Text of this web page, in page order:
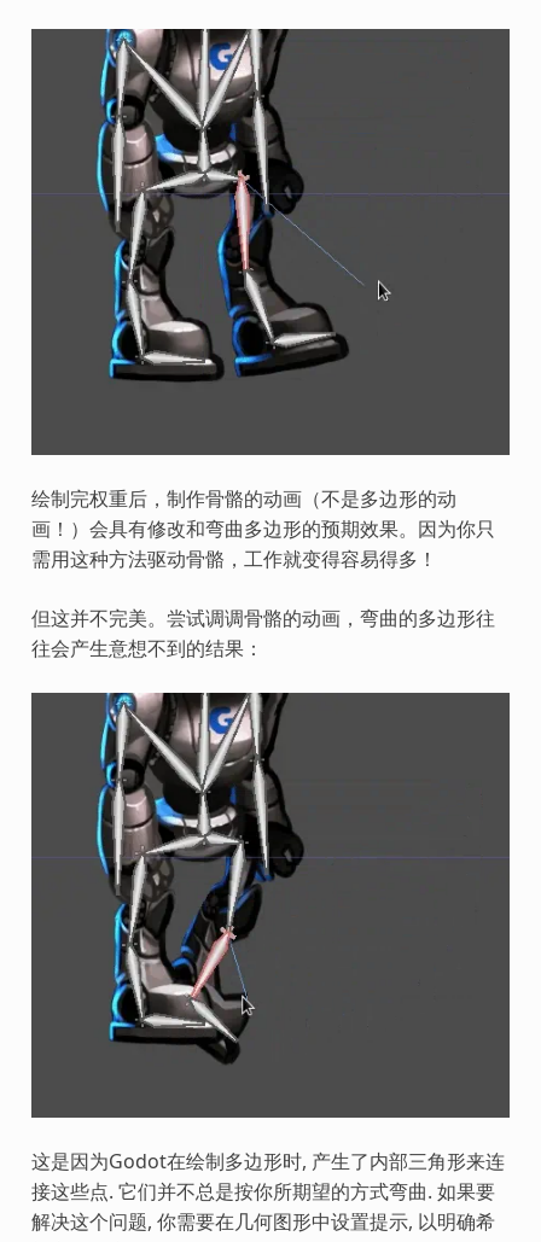
绘制完权重后，制作骨骼的动画（不是多边形的动
画！）会具有修改和弯曲多边形的预期效果。因为你只
需用这种方法驱动骨骼，工作就变得容易得多！
但这并不完美。尝试调调骨骼的动画，弯曲的多边形往
往会产生意想不到的结果：
这是因为Godot在绘制多边形时, 产生了内部三角形来连
接这些点. 它们并不总是按你所期望的方式弯曲. 如果要
解决这个问题, 你需要在几何图形中设置提示, 以明确希